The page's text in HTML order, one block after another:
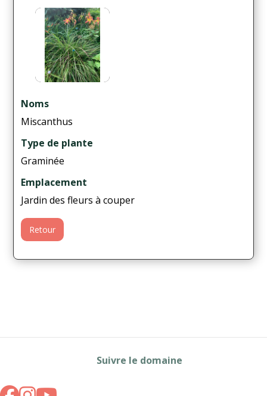
Noms
Miscanthus
Type de plante
Graminée
Emplacement
Jardin des fleurs à couper
Retour
Suivre le domaine